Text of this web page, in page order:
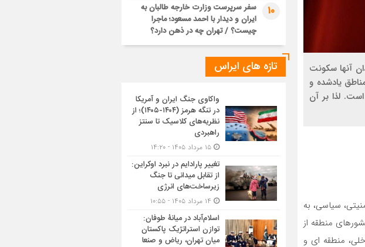
آنها سکونت
یادشده و
لذا بر آن
امنیتی، سیاسی، به
منطقه از
منطقه ای و
10
سفر سرپرست وزارت خارجه طالبان به
ایران و دیدار با احمد مسعود؛ ماجرا
چیست؟ / تهران چه در ذهن دارد؟
تازه های ایراس
واکاوی جنگ ایران و آمریکا
در تنگه هرمز (۱۴۰۴-۱۴۰۵)؛ از
نظریه‌های کلاسیک تا سنتز
راهبردی
تغییر پارادایم در نبرد اوکراین:
از تقابل میدانی تا جنگ
زیرساخت‌های انرژی
اسلام‌آباد در میانۀ طوفان:
توازن استراتژیک پاکستان
میان تهران، ریاض و صنعا